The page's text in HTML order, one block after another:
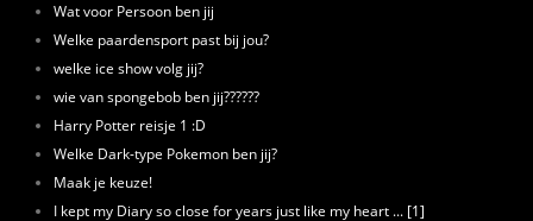
Wat voor Persoon ben jij
Welke paardensport past bij jou?
welke ice show volg jij?
wie van spongebob ben jij??????
Harry Potter reisje 1 :D
Welke Dark-type Pokemon ben jij?
Maak je keuze!
I kept my Diary so close for years just like my heart ... [1]